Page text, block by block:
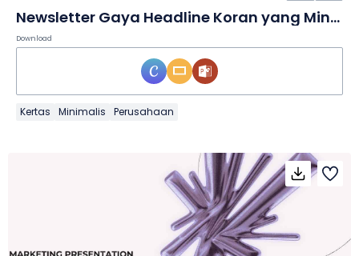
Newsletter Gaya Headline Koran yang Minimalis dalam Slide
Download
Kertas Minimalis Perusahaan